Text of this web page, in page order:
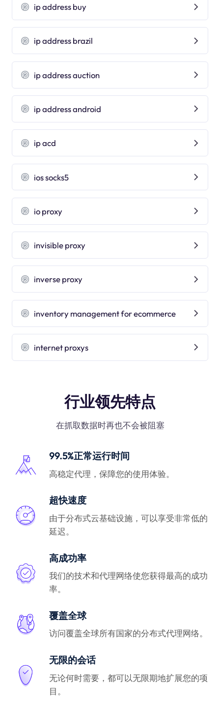
ip address buy
ip address brazil
ip address auction
ip address android
ip acd
ios socks5
io proxy
invisible proxy
inverse proxy
inventory management for ecommerce
internet proxys
行业领先特点
在抓取数据时再也不会被阻塞
99.5%正常运行时间
高稳定代理，保障您的使用体验。
超快速度
由于分布式云基础设施，可以享受非常低的
延迟。
高成功率
我们的技术和代理网络使您获得最高的成功
率。
覆盖全球
访问覆盖全球所有国家的分布式代理网络。
无限的会话
无论何时需要，都可以无限期地扩展您的项
目。